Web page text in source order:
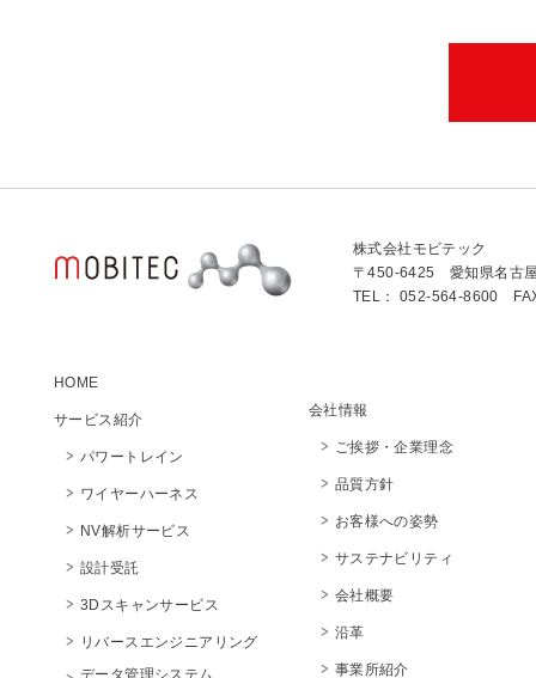
株式会社モビテック
〒450-6425 愛知県名古
TEL： 052-564-8600
HOME
サービス紹介
パワートレイン
ワイヤーハーネス
NV解析サービス
設計受託
3Dスキャンサービス
リバースエンジニアリング
データ管理システム
会社情報
ご挨拶・企業理念
品質方針
お客様への姿勢
サステナビリティ
会社概要
沿革
事業所紹介